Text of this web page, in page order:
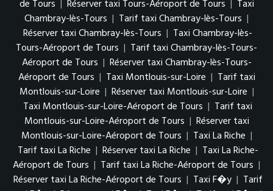
de Tours | Réserver taxi Tours-Aéroport de Tours | Taxi
Chambray-lès-Tours | Tarif taxi Chambray-lès-Tours |
Réserver taxi Chambray-lès-Tours | Taxi Chambray-lès-
Tours-Aéroport de Tours | Tarif taxi Chambray-lès-Tours-
Aéroport de Tours | Réserver taxi Chambray-lès-Tours-
Aéroport de Tours | Taxi Montlouis-sur-Loire | Tarif taxi
Montlouis-sur-Loire | Réserver taxi Montlouis-sur-Loire |
Taxi Montlouis-sur-Loire-Aéroport de Tours | Tarif taxi
Montlouis-sur-Loire-Aéroport de Tours | Réserver taxi
Montlouis-sur-Loire-Aéroport de Tours | Taxi La Riche |
Tarif taxi La Riche | Réserver taxi La Riche | Taxi La Riche-
Aéroport de Tours | Tarif taxi La Riche-Aéroport de Tours |
Réserver taxi La Riche-Aéroport de Tours | Taxi F�y | Tarif